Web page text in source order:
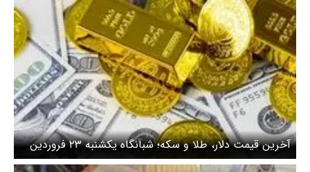
آخرین قیمت دلار، طلا و سکه؛ شبانگاه یکشنبه ۲۳ فروردین
۱۴۰۵/ واکنش بازار طلا و دلار به بن بست مذاکرات